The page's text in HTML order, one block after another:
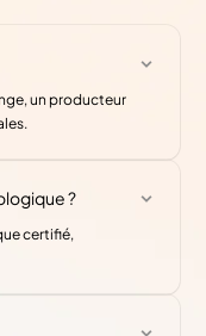
un producteur
?
certifié,